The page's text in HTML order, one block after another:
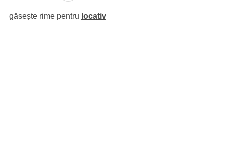
găsește rime pentru locativ